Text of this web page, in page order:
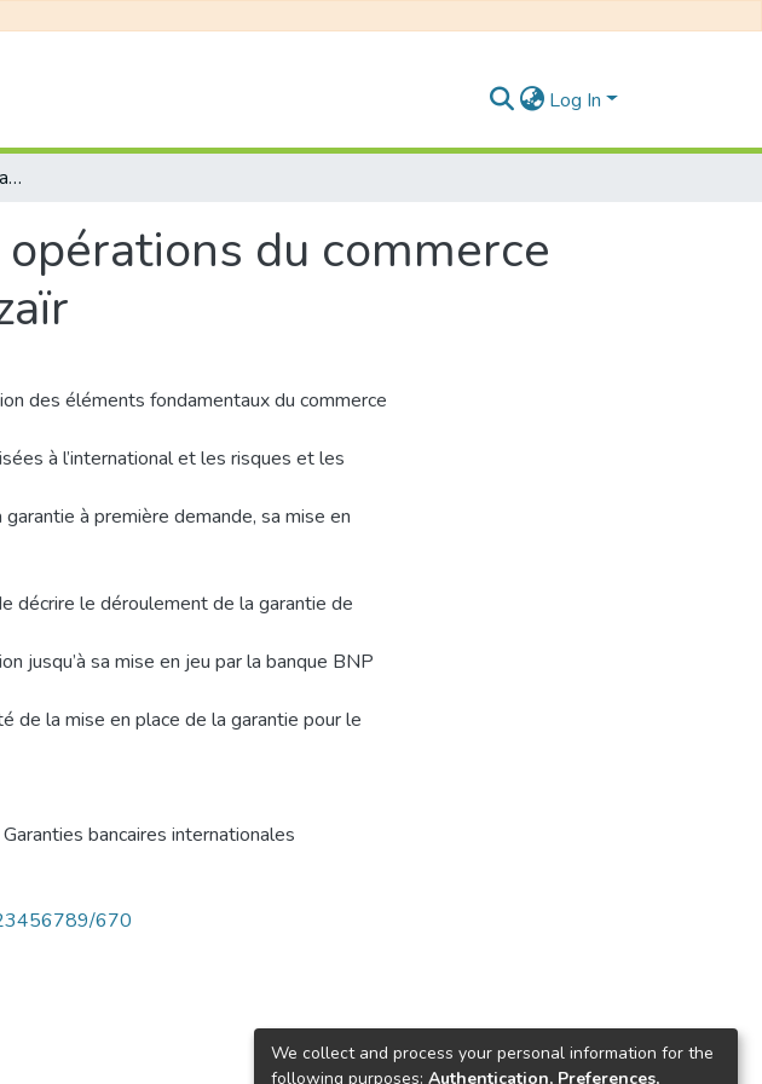
Log In
Les Garanties Bancaires dans les opérations du commerce extérieur: cas BNP Paribas El Djazaïr
du commerce
des éléments fondamentaux du commerce
à l’international et les risques et les
à première demande, sa mise en
décrire le déroulement de la garantie de
jusqu’à sa mise en jeu par la banque BNP
de la mise en place de la garantie pour le
Garanties bancaires internationales
670
We collect and process your personal information for the
following purposes: Authentication, Preferences,